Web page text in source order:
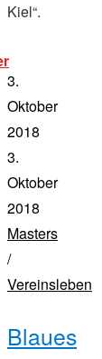
Kiel“.
„heute
wurde
unser
neuer
rennachter
getauft!“
3.
Oktober
2018
3.
Oktober
2018
Masters
/
Vereinsleben
Blaues